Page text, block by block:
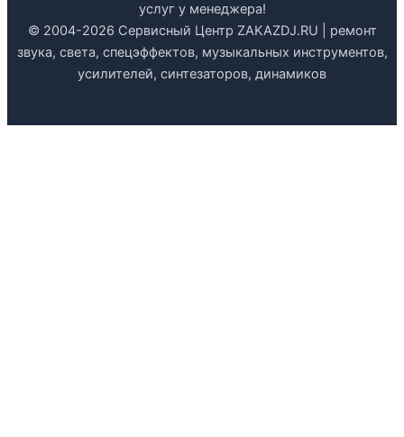
услуг у менеджера!
© 2004-2026 Сервисный Центр ZAKAZDJ.RU | ремонт
звука, света, спецэффектов, музыкальных инструментов,
усилителей, синтезаторов, динамиков